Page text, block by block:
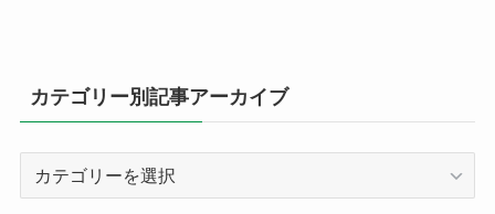
カテゴリー別記事アーカイブ